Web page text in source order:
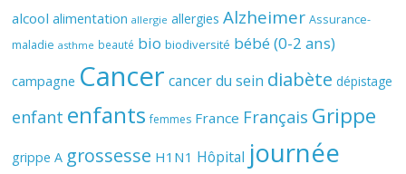
alcool alimentation allergie allergies Alzheimer Assurance-
maladie asthme beauté bio biodiversité bébé (0-2 ans)
campagne Cancer cancer du sein diabète dépistage
enfant enfants femmes France Français Grippe
grippe A grossesse H1N1 Hôpital journée